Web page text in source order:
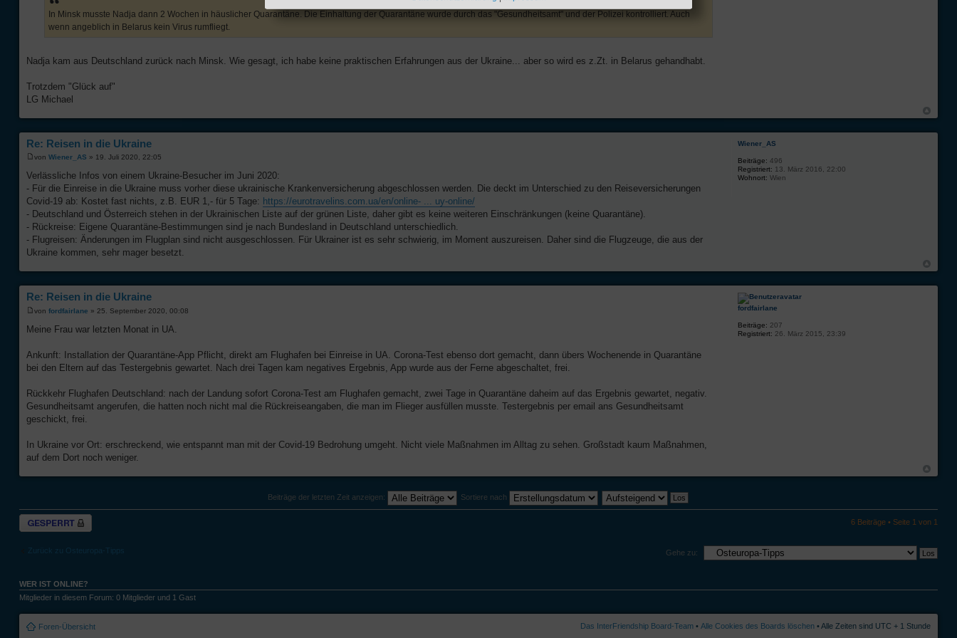
In Minsk musste Nadja dann 2 Wochen in häuslicher Quarantäne. Die Einhaltung der Quarantäne wurde durch das "Gesundheitsamt" und der Polizei kontrolliert. Auch
wenn angeblich in Belarus kein Virus rumfliegt.
Nadja kam aus Deutschland zurück nach Minsk. Wie gesagt, ich habe keine praktischen Erfahrungen aus der Ukraine... aber so wird es z.Zt. in Belarus gehandhabt.
Trotzdem "Glück auf"
LG Michael
Re: Reisen in die Ukraine
von Wiener_AS » 19. Juli 2020, 22:05
Verlässliche Infos von einem Ukraine-Besucher im Juni 2020:
- Für die Einreise in die Ukraine muss vorher diese ukrainische Krankenversicherung abgeschlossen werden. Die deckt im Unterschied zu den Reiseversicherungen
Covid-19 ab: Kostet fast nichts, z.B. EUR 1,- für 5 Tage: https://eurotravelins.com.ua/en/online- ... uy-online/
- Deutschland und Österreich stehen in der Ukrainischen Liste auf der grünen Liste, daher gibt es keine weiteren Einschränkungen (keine Quarantäne).
- Rückreise: Eigene Quarantäne-Bestimmungen sind je nach Bundesland in Deutschland unterschiedlich.
- Flugreisen: Änderungen im Flugplan sind nicht ausgeschlossen. Für Ukrainer ist es sehr schwierig, im Moment auszureisen. Daher sind die Flugzeuge, die aus der
Ukraine kommen, sehr mager besetzt.
Wiener_AS
Beiträge: 496
Registriert: 13. März 2016, 22:00
Wohnort: Wien
Re: Reisen in die Ukraine
von fordfairlane » 25. September 2020, 00:08
Meine Frau war letzten Monat in UA.
Ankunft: Installation der Quarantäne-App Pflicht, direkt am Flughafen bei Einreise in UA. Corona-Test ebenso dort gemacht, dann übers Wochenende in Quarantäne
bei den Eltern auf das Testergebnis gewartet. Nach drei Tagen kam negatives Ergebnis, App wurde aus der Ferne abgeschaltet, frei.
Rückkehr Flughafen Deutschland: nach der Landung sofort Corona-Test am Flughafen gemacht, zwei Tage in Quarantäne daheim auf das Ergebnis gewartet, negativ.
Gesundheitsamt angerufen, die hatten noch nicht mal die Rückreiseangaben, die man im Flieger ausfüllen musste. Testergebnis per email ans Gesundheitsamt
geschickt, frei.
In Ukraine vor Ort: erschreckend, wie entspannt man mit der Covid-19 Bedrohung umgeht. Nicht viele Maßnahmen im Alltag zu sehen. Großstadt kaum Maßnahmen,
auf dem Dort noch weniger.
fordfairlane
Beiträge: 207
Registriert: 26. März 2015, 23:39
Beiträge der letzten Zeit anzeigen: Sortiere nach
Thema gesperrt 6 Beiträge • Seite 1 von 1
Zurück zu Osteuropa-Tipps Gehe zu:
WER IST ONLINE?
Mitglieder in diesem Forum: 0 Mitglieder und 1 Gast
Foren-Übersicht Das InterFriendship Board-Team • Alle Cookies des Boards löschen • Alle Zeiten sind UTC + 1 Stunde